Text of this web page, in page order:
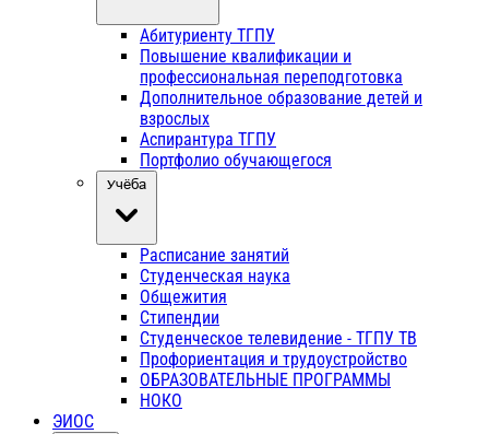
Абитуриенту ТГПУ
Повышение квалификации и
профессиональная переподготовка
Дополнительное образование детей и
взрослых
Аспирантура ТГПУ
Портфолио обучающегося
Учёба
Расписание занятий
Студенческая наука
Общежития
Стипендии
Студенческое телевидение - ТГПУ ТВ
Профориентация и трудоустройство
ОБРАЗОВАТЕЛЬНЫЕ ПРОГРАММЫ
НОКО
ЭИОС